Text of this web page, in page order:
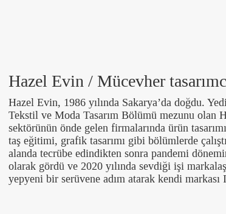
Hazel Evin / Mücevher
Hazel Evin, 1986 yılında Sakarya’da doğdu.
Tekstil ve Moda Tasarım Bölümü mezunu olan
sektörünün önde gelen firmalarında ürün
taş eğitimi, grafik tasarımı gibi bölümlerde
alanda tecrübe edindikten sonra pandemi
olarak gördü ve 2020 yılında sevdiği işi
yepyeni bir serüvene adım atarak kendi markası